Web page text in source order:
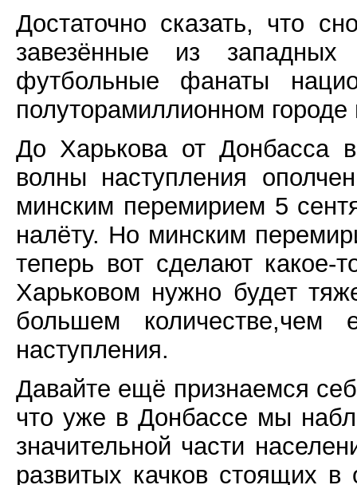
Достаточно сказать, что
завезённые из западных
футбольные фанаты
полуторамиллионном
До Харькова от Донбасса
волны наступления
минским перемирием 5
налёту. Но минским
теперь вот сделают
Харьковом нужно будет
большем
наступления.
Давайте ещё признаемся
что уже в Донбассе мы
значительной части
развитых качков стоящих в